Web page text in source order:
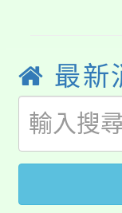
生
公
代
公
代
轉
《
轉
最新